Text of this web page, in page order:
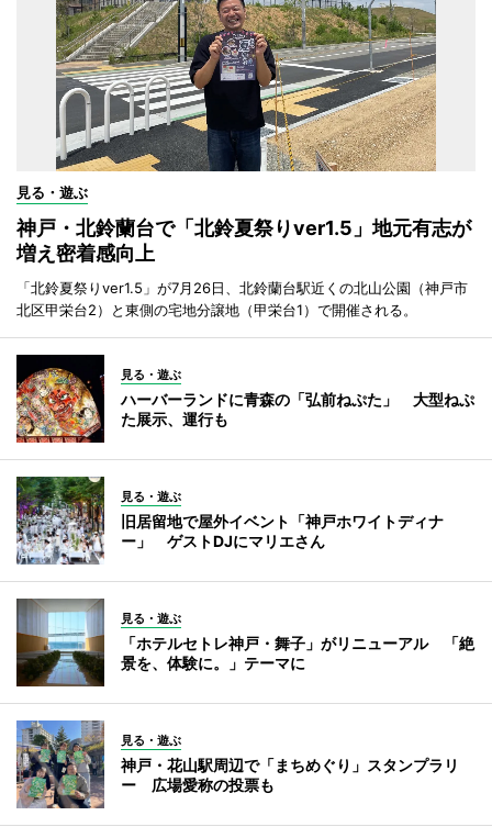
見る・遊ぶ
神戸・北鈴蘭台で「北鈴夏祭りver1.5」地元有志が
増え密着感向上
「北鈴夏祭りver1.5」が7月26日、北鈴蘭台駅近くの北山公園（神戸市
北区甲栄台2）と東側の宅地分譲地（甲栄台1）で開催される。
見る・遊ぶ
ハーバーランドに青森の「弘前ねぷた」 大型ねぷ
た展示、運行も
見る・遊ぶ
旧居留地で屋外イベント「神戸ホワイトディナ
ー」 ゲストDJにマリエさん
見る・遊ぶ
「ホテルセトレ神戸・舞子」がリニューアル 「絶
景を、体験に。」テーマに
見る・遊ぶ
神戸・花山駅周辺で「まちめぐり」スタンプラリ
ー 広場愛称の投票も